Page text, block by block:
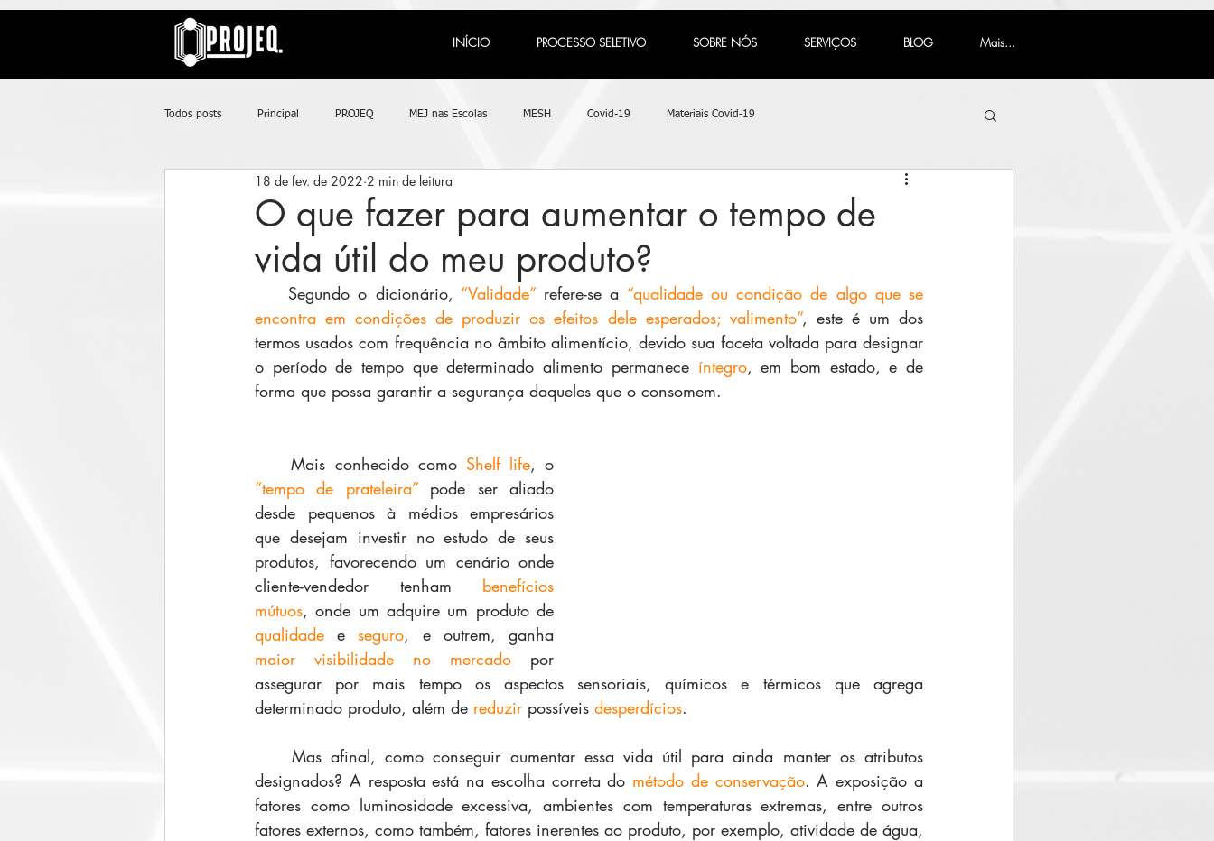
INÍCIO PROCESSO SELETIVO SOBRE NÓS SERVIÇOS BLOG Mais...
Todos posts Principal PROJEQ MEJ nas Escolas MESH Covid-19 Materiais Covid-19
O que fazer para aumentar o tempo de
vida útil do meu produto?
18 de fev. de 2022 2 min de leitura
    Segundo o dicionário,
“Validade” refere-se a “qualidade ou condição de algo que se
encontra em condições de produzir os efeitos dele esperados; valimento”, este é um dos
termos usados com frequência no âmbito alimentício, devido sua faceta voltada para designar
o período de tempo que determinado alimento permanece íntegro, em bom estado, e de
forma que possa garantir a segurança daqueles que o consomem.
    Mais conhecido como
Shelf life
“tempo de prateleira” pode ser aliado
desde pequenos à médios empresários
que desejam investir no estudo de seus
produtos, favorecendo um cenário onde
cliente-vendedor tenham benefícios
mútuos
qualidade e seguro
maior visibilidade no mercado por
assegurar por mais tempo os aspectos sensoriais, químicos e térmicos que agrega
determinado produto, além de reduzir possíveis desperdícios.
designados? A resposta está na escolha correta do método de conservação. A exposição a
fatores como luminosidade excessiva, ambientes com temperaturas extremas, entre outros
fatores externos, como também, fatores inerentes ao produto, por exemplo, atividade de água,